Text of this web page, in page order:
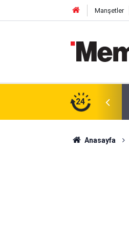
Manşetler
24
sonra nikâh masasına oturdu
Anasayfa